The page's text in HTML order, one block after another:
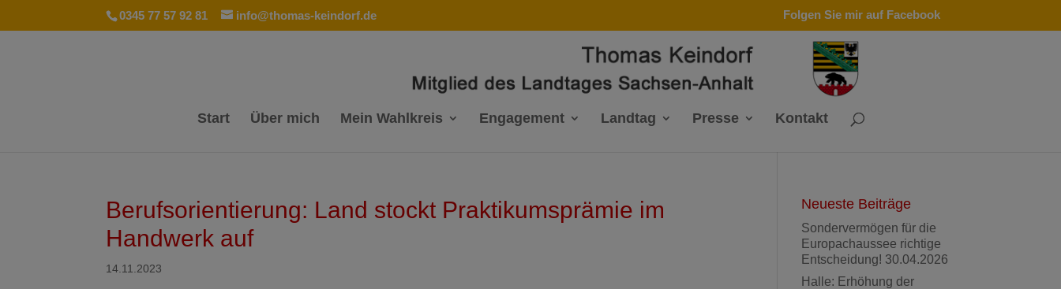
0345 77 57 92 81 info@thomas-keindorf.de Folgen Sie mir auf Facebook
Start Über mich Mein Wahlkreis Engagement Landtag Presse Kontakt
Berufsorientierung: Land stockt Praktikumsprämie im
Handwerk auf
14.11.2023
Neueste Beiträge
Sondervermögen für die
Europachaussee richtige
Entscheidung! 30.04.2026
Halle: Erhöhung der